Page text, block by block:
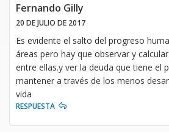
Fernando Gilly
20 DE JULIO DE 2017
Es evidente el salto del progreso
áreas pero hay que observar y
entre ellas.y ver la deuda que tiene el
mantener a través de los menos
vida
RESPUESTA